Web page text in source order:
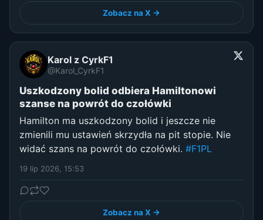
Zobacz na X →
Karol z CyrkF1
@Karol_CyrkF1
Uszkodzony bolid odbiera Hamiltonowi
szanse na powrót do czołówki
Hamilton ma uszkodzony bolid i jeszcze nie
zmienili mu ustawień skrzydła na pit stopie. Nie
widać szans na powrót do czołówki. #F1PL
19 lip 2026, 15:53
Zobacz na X →